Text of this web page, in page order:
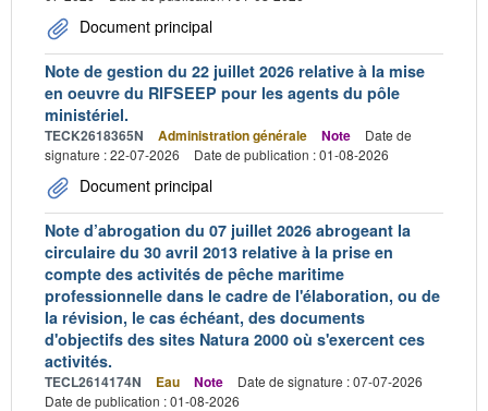
Document principal
Note de gestion du 22 juillet 2026 relative à la mise
en oeuvre du RIFSEEP pour les agents du pôle
ministériel.
TECK2618365N Administration générale Note
Date de
signature : 22-07-2026
Date de publication : 01-08-2026
Document principal
Note d’abrogation du 07 juillet 2026 abrogeant la
circulaire du 30 avril 2013 relative à la prise en
compte des activités de pêche maritime
professionnelle dans le cadre de l'élaboration, ou de
la révision, le cas échéant, des documents
d'objectifs des sites Natura 2000 où s'exercent ces
activités.
TECL2614174N Eau Note
Date de signature : 07-07-2026
Date de publication : 01-08-2026